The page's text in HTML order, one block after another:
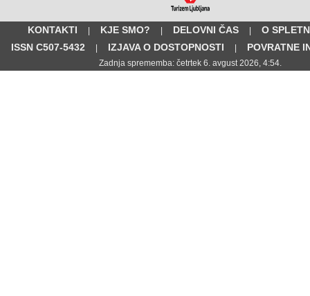
KONTAKTI | KJE SMO? | DELOVNI ČAS |
O
ISSN C507-5432
| IZJAVA O DOSTOPNOSTI | POVRATNE
Zadnja sprememba: četrtek 6. avgust 2026, 4:54.